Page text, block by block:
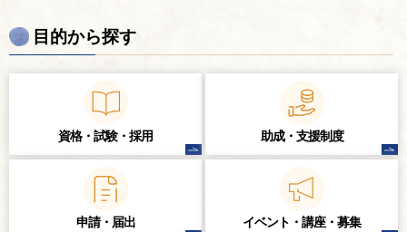
目的から探す
資格・試験・ 採用 助成・支援制度
申請・届出 イベント・講座・ 募集